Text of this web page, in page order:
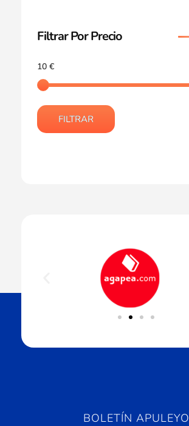
Filtrar Por Precio
10 €
FILTRAR
BOLETÍN APULEYO